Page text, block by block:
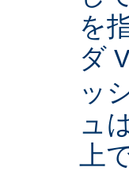
を
ダ
ッ
ュ
上